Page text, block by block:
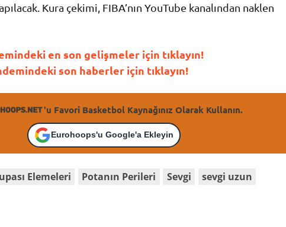
Kura çekimi, FIBA’nın YouTube kanalından naklen
en son gelişmeler için tıklayın!
son haberler için tıklayın!
'u Favori Basketbol Kaynağınız Olarak Kullanın.
Eurohoops'u Google'a Ekleyin
Elemeleri Potanın Perileri Sevgi
sevgi uzun